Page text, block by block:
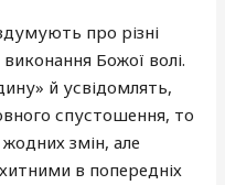
про різні
Божої волі.
й усвідомлять,
спустошення, то
змін, але
в попередніх